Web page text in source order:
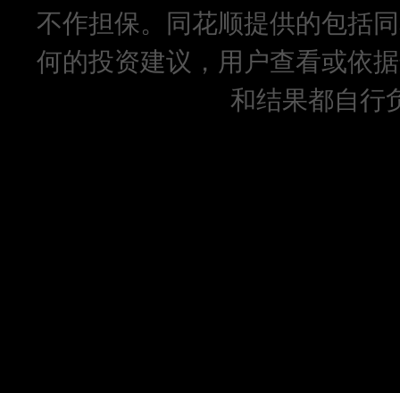
不作担保。同花顺提供的包括
何的投资建议，用户查看或依
和结果都自行